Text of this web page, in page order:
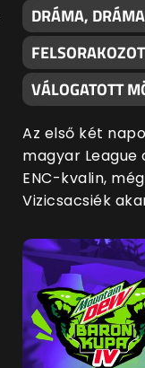
DRÁMA,
VÁLOGATOTT
Az első két
magyar
ENC-kvalin,
Vizicsacsiék